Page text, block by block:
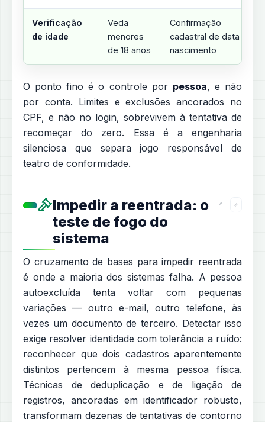
Verificação
de idade
Veda
menores
de 18 anos
Confirmação
cadastral de data de
nascimento
O ponto fino é o controle por pessoa, e não
por conta. Limites e exclusões ancorados no
CPF, e não no login, sobrevivem à tentativa de
recomeçar do zero. Essa é a engenharia
silenciosa que separa jogo responsável de
teatro de conformidade.
Impedir a reentrada: o
teste de fogo do
sistema
O cruzamento de bases para impedir reentrada
é onde a maioria dos sistemas falha. A pessoa
autoexcluída tenta voltar com pequenas
variações — outro e-mail, outro telefone, às
vezes um documento de terceiro. Detectar isso
exige resolver identidade com tolerância a ruído:
reconhecer que dois cadastros aparentemente
distintos pertencem à mesma pessoa física.
Técnicas de deduplicação e de ligação de
registros, ancoradas em identificador robusto,
transformam dezenas de tentativas de contorno